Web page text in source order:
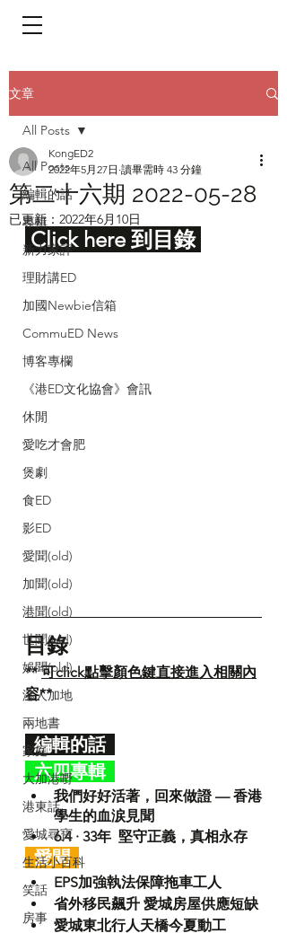
文章
All Posts
編輯的話
專輯
新力家評
理財講ED
加國Newbie信箱
CommuED News
博客專欄
《港ED文化協會》會訊
休閒
愛吃才會肥
煲劇
食ED
影ED
愛聞(old)
加聞(old)
港聞(old)
世聞(old)
娛聞(old)
港人加地
兩地書
家庭
大加港嘢
港東話
愛城尋寶
生活小百科
笑話
房事
All Posts
第二十六期 2022-05-28
KongED2
2022年5月27日 讀畢需時 43 分鐘
已更新： 2022年6月10日
Click here 到目錄
目錄
** 可click點擊顏色鍵直接進入相關內
容**
  編輯的話
六四專輯
我們好好活著，回來做證 — 香港
學生的血涙見聞
6.4 · 33年  堅守正義，真相永存
  愛聞
EPS加強執法保障拖車工人
省外移民飆升 愛城房屋供應短缺
愛城東北行人天橋今夏動工